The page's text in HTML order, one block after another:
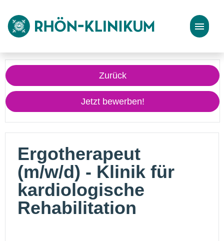
Stellenangebote
Bewerbungstipps
Zurück
Jetzt bewerben!
Ergotherapeut
(m/w/d) - Klinik für
kardiologische
Rehabilitation